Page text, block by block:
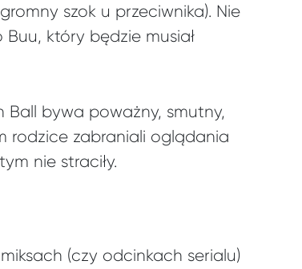
szok u przeciwnika). Nie
który będzie musiał
Ball bywa poważny, smutny,
rodzice zabraniali oglądania
nie straciły.
(czy odcinkach serialu)